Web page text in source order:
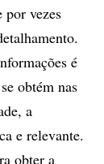
vezes
é
obtém nas
a
e relevante.
obter a